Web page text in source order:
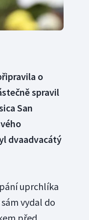
o
spravil
San
dvaadvacátý
uprchlíka
vydal do